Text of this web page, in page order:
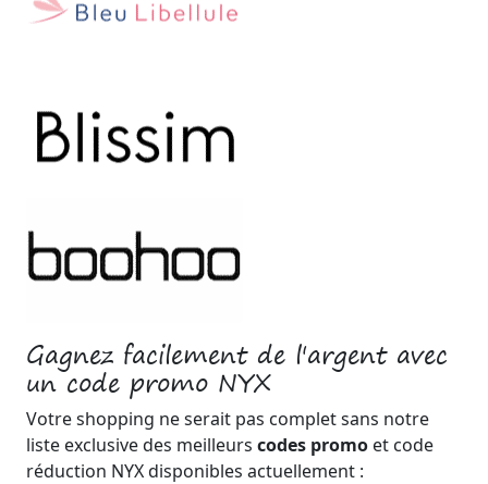
Gagnez facilement de l'argent avec
un code promo NYX
Votre shopping ne serait pas complet sans notre
liste exclusive des meilleurs codes promo et code
réduction NYX disponibles actuellement :